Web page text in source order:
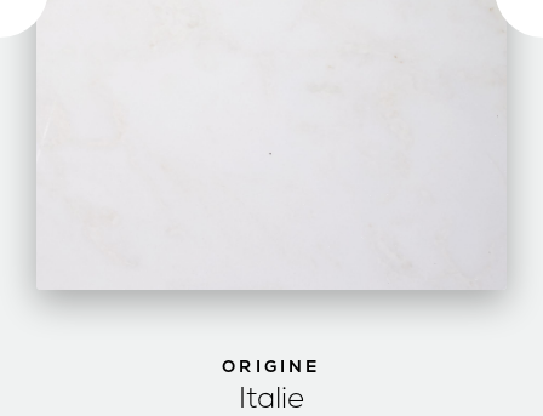
ORIGINE
Italie